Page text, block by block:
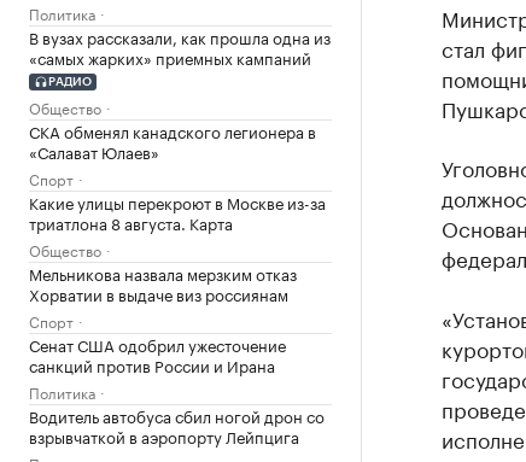
Политика
В вузах рассказали, как прошла одна из
«самых жарких» приемных кампаний
РАДИО
Общество
СКА обменял канадского легионера в
«Салават Юлаев»
Спорт
Какие улицы перекроют в Москве из-за
триатлона 8 августа. Карта
Общество
Мельникова назвала мерзким отказ
Хорватии в выдаче виз россиянам
Спорт
Сенат США одобрил ужесточение
санкций против России и Ирана
Политика
Водитель автобуса сбил ногой дрон со
взрывчаткой в аэропорту Лейпцига
стал